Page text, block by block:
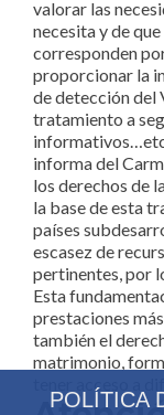
valorar las
necesita y de
corresponden
proporcionar la
de detección del
tratamiento a
informa del
los derechos de
la base de esta
países
escasez de
pertinentes, por
Esta
prestaciones
también el
matrimonio,
tener acceso a
POLÍTICA